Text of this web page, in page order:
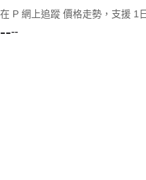
在 P 網上追蹤 價格走勢，支援 1
----